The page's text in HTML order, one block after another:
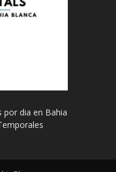
por dia en Bahia